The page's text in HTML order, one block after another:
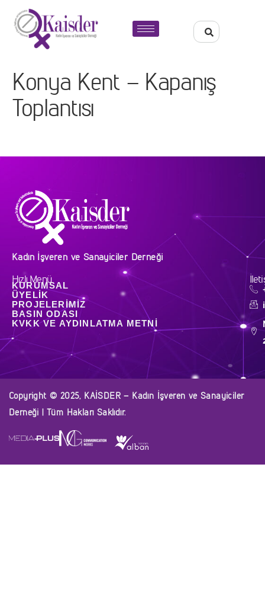
Konya Kent – Kapanış
Toplantısı
Kadın İşveren ve Sanayiciler Derneği
Hızlı Menü
KURUMSAL
ÜYELIK
PROJELERIMIZ
BASIN ODASI
KVKK VE AYDINLATMA METNI
Copyright © 2025, KAİSDER – Kadın İşveren ve Sanayiciler
Derneği | Tüm Hakları Saklıdır.